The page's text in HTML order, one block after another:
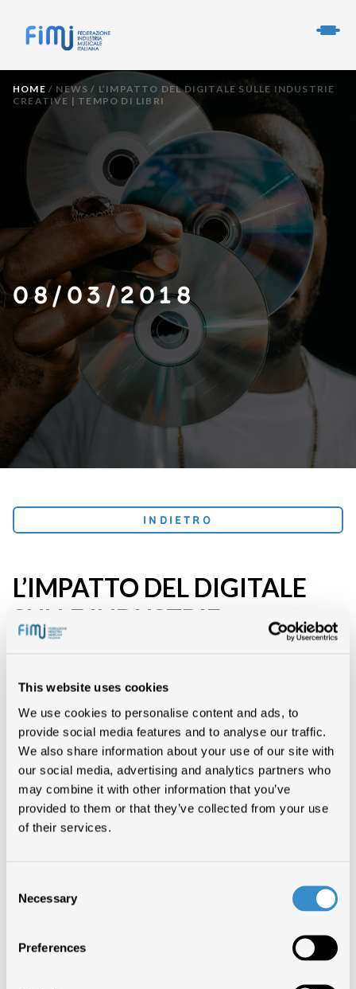
This website uses cookies
We use cookies to personalise content and ads, to
provide social media features and to analyse our traffic.
We also share information about your use of our site with
our social media, advertising and analytics partners who
may combine it with other information that you’ve
provided to them or that they’ve collected from your use
of their services.
Selection
Necessary
Preferences
HOME / NEWS / L’IMPATTO DEL DIGITALE SULLE INDUSTRIE
CREATIVE | TEMPO DI LIBRI
08/03/2018
INDIETRO
L’IMPATTO DEL DIGITALE
SULLE INDUSTRIE
CREATIVE | TEMPO DI LIBRI
Come la digital disruptionha trasformato le industrie creative: editoria
libraria, musica, tv e cinema, quotidiani.
I cambiamenti nei modelli di fruizione da parte dei consumatori. I nuovi
business model.
Roncaglia (professore di Informatica applicata alle discipline umanistiche),
Riccardo Tozzi (fondatore e presidente di Cattleya)
Modera Alessandro